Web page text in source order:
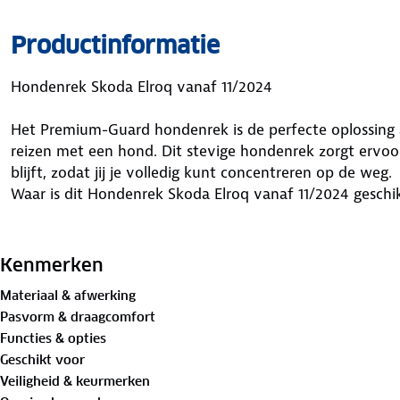
Productinformatie
Hondenrek Skoda Elroq vanaf 11/2024
Het Premium-Guard hondenrek is de perfecte
reizen met een hond. Dit stevige hondenrek zorgt
blijft, zodat jij je volledig kunt concentreren op de weg.
Waar is dit Hondenrek Skoda Elroq vanaf 11/2024
vervoer je je huisdier niet alleen veiliger, maar ook
maximaliseert dit hondenrek de gebruiksruimte in je
onbeveiligde lading schade veroorzaakt of naar voren
iedereen die veiligheid, comfort en efficiëntie wil
Voordelen van dit Hondenrek Skoda Elroq vanaf 11/2024
Kenmerken
Materiaal & afwerking
Pasvorm & draagcomfort
Functies & opties
Geschikt voor
Veiligheid & keurmerken